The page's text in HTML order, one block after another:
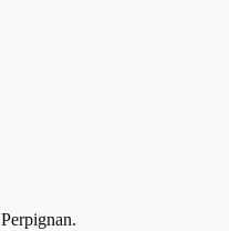
Perpignan.